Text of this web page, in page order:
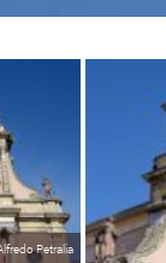
Petralia